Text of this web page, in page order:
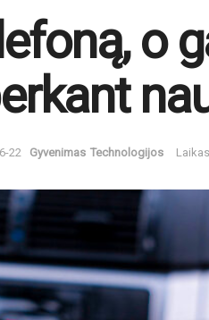
o
22 Gyvenimas Technologijos